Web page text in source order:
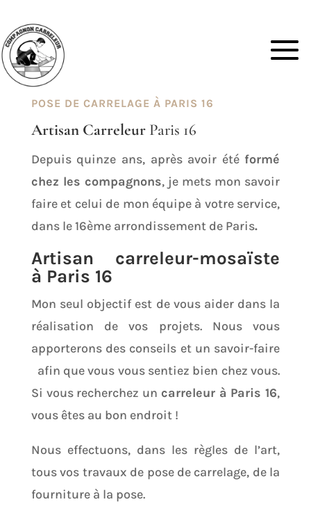
POSE DE CARRELAGE À PARIS 16
Artisan Carreleur Paris 16
Depuis quinze ans, après avoir été formé
chez les compagnons, je mets mon savoir
faire et celui de mon équipe à votre service,
dans le 16ème arrondissement de Paris.
Artisan carreleur-mosaïste
à Paris 16
Mon seul objectif est de vous aider dans la
réalisation de vos projets. Nous vous
apporterons des conseils et un savoir-faire
afin que vous vous sentiez bien chez vous.
Si vous recherchez un carreleur à Paris 16,
vous êtes au bon endroit !
Nous effectuons, dans les règles de l’art,
tous vos travaux de pose de carrelage, de la
fourniture à la pose.